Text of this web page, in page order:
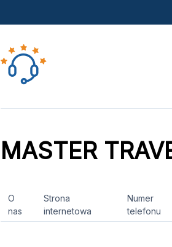
MASTER
O
nas
Strona
internetowa
Numer
telefonu